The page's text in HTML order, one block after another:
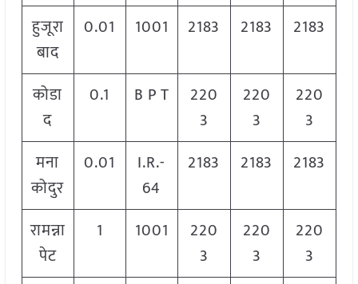
हुजूरा
बाद
0.01 1001 2183 2183 2183
कोडा
द
0.1 B P T
220
3
220
3
220
3
मना
कोदुर
0.01
I.R.-
64
2183 2183 2183
रामन्ना
पेट
1 1001
220
3
220
3
220
3